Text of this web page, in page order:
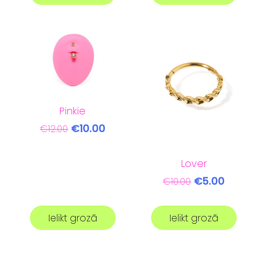
Pinkie
€12.00 €10.00
Ielikt grozā
Lover
€10.00 €5.00
Ielikt grozā